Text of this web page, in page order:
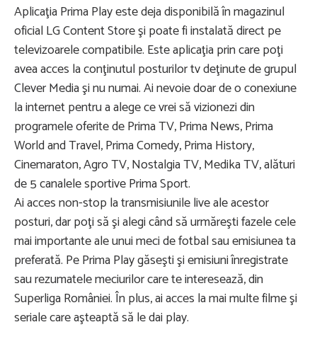
Aplicaţia Prima Play este deja disponibilă în magazinul
oficial LG Content Store şi poate fi instalată direct pe
televizoarele compatibile. Este aplicaţia prin care poţi
avea acces la conţinutul posturilor tv deţinute de grupul
Clever Media şi nu numai. Ai nevoie doar de o conexiune
la internet pentru a alege ce vrei să vizionezi din
programele oferite de Prima TV, Prima News, Prima
World and Travel, Prima Comedy, Prima History,
Cinemaraton, Agro TV, Nostalgia TV, Medika TV, alături
de 5 canalele sportive Prima Sport.
Ai acces non-stop la transmisiunile live ale acestor
posturi, dar poţi să şi alegi când să urmăreşti fazele cele
mai importante ale unui meci de fotbal sau emisiunea ta
preferată. Pe Prima Play găseşti şi emisiuni înregistrate
sau rezumatele meciurilor care te interesează, din
Superliga României. În plus, ai acces la mai multe filme şi
seriale care aşteaptă să le dai play.